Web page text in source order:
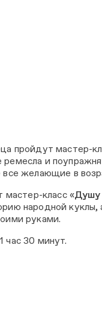
о
и 15:00. Сбор
пройдут мастер-
и
все желающие в
мастер-класс «Душу
народной
руками.
час 30 минут.